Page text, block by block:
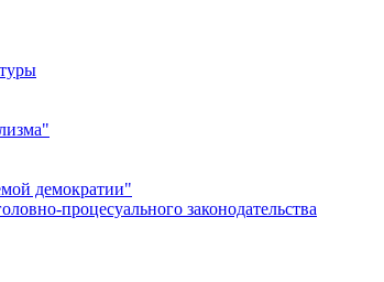
демократии"
процесуального законодательства